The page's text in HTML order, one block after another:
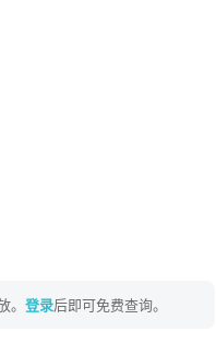
登录后即可免费查询。